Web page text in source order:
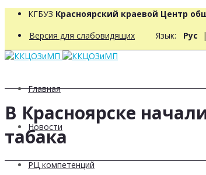
КГБУЗ Красноярский краевой Центр
Версия для слабовидящих Язык: Рус |
Главная
Новости
РЦ компетенций
В Красноярске
табака